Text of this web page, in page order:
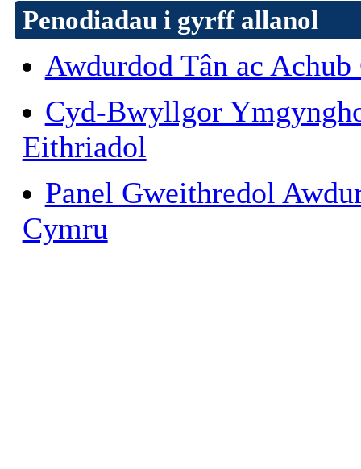
Penodiadau i gyrff allanol
Awdurdod Tân ac
Cyd-Bwyllgor
Eithriadol
Panel Gweithredol
Cymru